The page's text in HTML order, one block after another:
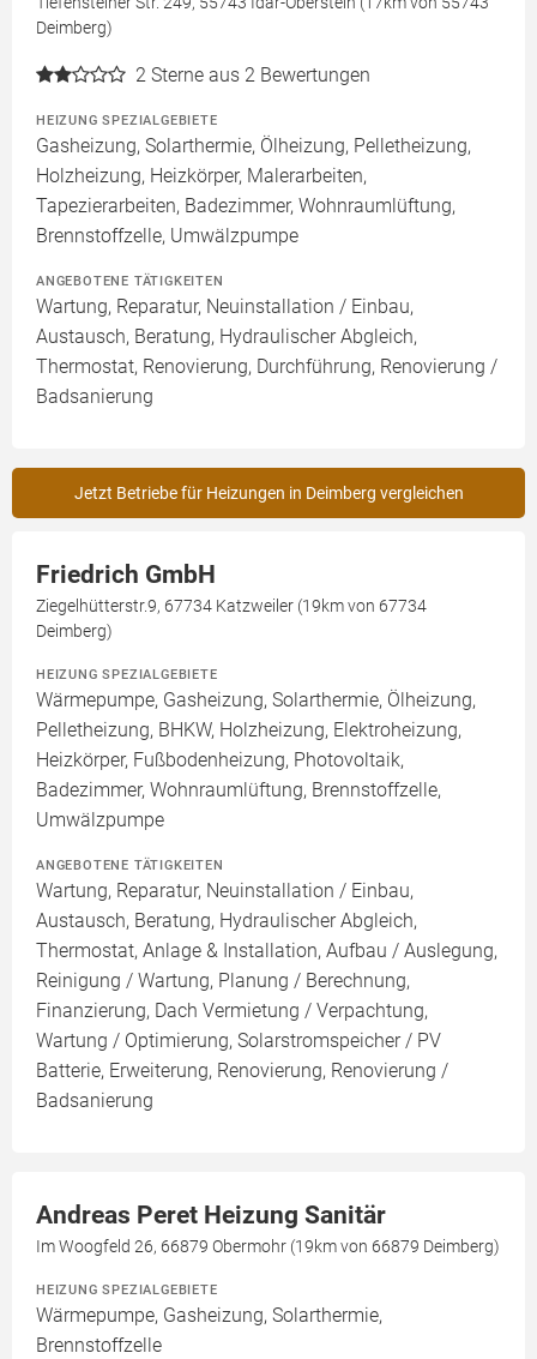
Deimberg)
2 Sterne aus 2 Bewertungen
HEIZUNG SPEZIALGEBIETE
Gasheizung, Solarthermie, Ölheizung, Pelletheizung,
Holzheizung, Heizkörper, Malerarbeiten,
Tapezierarbeiten, Badezimmer, Wohnraumlüftung,
Brennstoffzelle, Umwälzpumpe
ANGEBOTENE TÄTIGKEITEN
Wartung, Reparatur, Neuinstallation / Einbau,
Austausch, Beratung, Hydraulischer Abgleich,
Thermostat, Renovierung, Durchführung, Renovierung /
Badsanierung
Jetzt Betriebe für Heizungen in Deimberg vergleichen
Friedrich GmbH
Ziegelhütterstr.9, 67734 Katzweiler (19km von 67734
Deimberg)
HEIZUNG SPEZIALGEBIETE
Wärmepumpe, Gasheizung, Solarthermie, Ölheizung,
Pelletheizung, BHKW, Holzheizung, Elektroheizung,
Heizkörper, Fußbodenheizung, Photovoltaik,
Badezimmer, Wohnraumlüftung, Brennstoffzelle,
Umwälzpumpe
ANGEBOTENE TÄTIGKEITEN
Wartung, Reparatur, Neuinstallation / Einbau,
Austausch, Beratung, Hydraulischer Abgleich,
Thermostat, Anlage & Installation, Aufbau / Auslegung,
Reinigung / Wartung, Planung / Berechnung,
Finanzierung, Dach Vermietung / Verpachtung,
Wartung / Optimierung, Solarstromspeicher / PV
Batterie, Erweiterung, Renovierung, Renovierung /
Badsanierung
Andreas Peret Heizung Sanitär
Im Woogfeld 26, 66879 Obermohr (19km von 66879 Deimberg)
HEIZUNG SPEZIALGEBIETE
Wärmepumpe, Gasheizung, Solarthermie,
Brennstoffzelle